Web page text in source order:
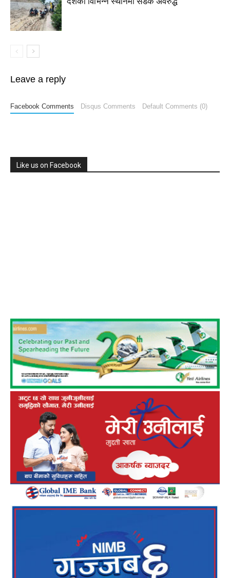
Leave a reply
Facebook Comments Disqus Comments Default Comments (0)
Like us on Facebook